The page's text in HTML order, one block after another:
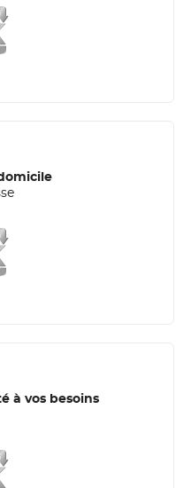
à vos besoins